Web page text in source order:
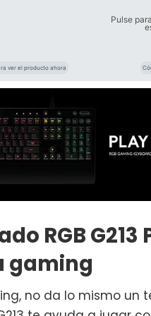
ver el producto ahora
Pulse
RGB
gaming
no da lo mismo un